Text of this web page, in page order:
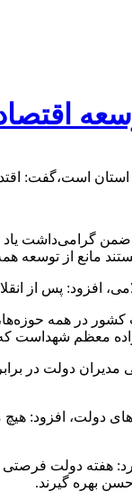
استان
ضمن گرامی‌داشت
مانع از توسعه‌
افزود: پس از
کشور در همه‌
معظم
دولت در
دولت،
هفته‌ دولت
بهره گیرند.